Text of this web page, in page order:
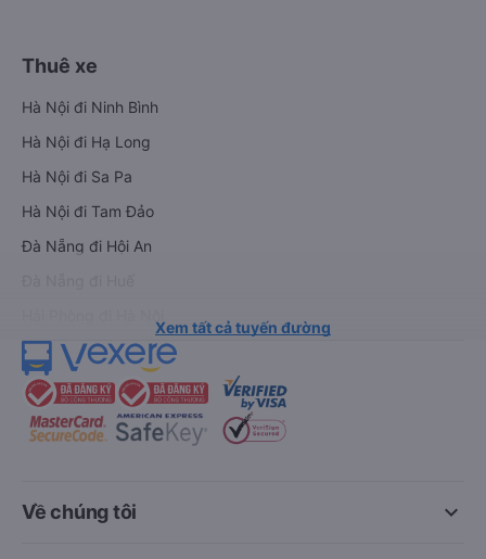
Thuê xe
Hà Nội đi Ninh Bình
Hà Nội đi Hạ Long
Hà Nội đi Sa Pa
Hà Nội đi Tam Đảo
Đà Nẵng đi Hội An
Xem tất cả tuyến đường
keyboard_arrow_down
Về chúng tôi